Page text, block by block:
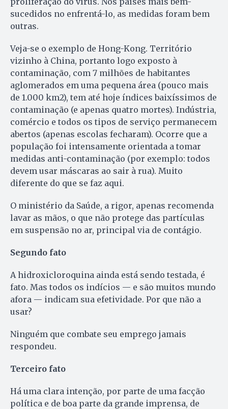
sucedidos no enfrentá-lo, as medidas foram bem
outras.
Veja-se o exemplo de Hong-Kong. Território
vizinho à China, portanto logo exposto à
contaminação, com 7 milhões de habitantes
aglomerados em uma pequena área (pouco mais
de 1.000 km2), tem até hoje índices baixíssimos de
contaminação (e apenas quatro mortes). Indústria,
comércio e todos os tipos de serviço permanecem
abertos (apenas escolas fecharam). Ocorre que a
população foi intensamente orientada a tomar
medidas anti-contaminação (por exemplo: todos
devem usar máscaras ao sair à rua). Muito
diferente do que se faz aqui.
O ministério da Saúde, a rigor, apenas recomenda
lavar as mãos, o que não protege das partículas
em suspensão no ar, principal via de contágio.
Segundo fato
A hidroxicloroquina ainda está sendo testada, é
fato. Mas todos os indícios — e são muitos mundo
afora — indicam sua efetividade. Por que não a
usar?
Ninguém que combate seu emprego jamais
respondeu.
Terceiro fato
Há uma clara intenção, por parte de uma facção
política e de boa parte da grande imprensa, de